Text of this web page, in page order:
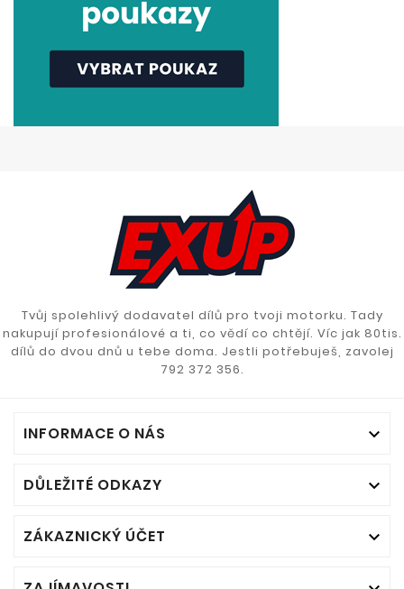
Tvůj spolehlivý dodavatel dílů pro tvoji motorku. Tady
nakupují profesionálové a ti, co vědí co chtějí. Víc jak 80tis.
dílů do dvou dnů u tebe doma. Jestli potřebuješ, zavolej
792 372 356.
INFORMACE O NÁS 
DŮLEŽITÉ ODKAZY 
ZÁKAZNICKÝ ÚČET 